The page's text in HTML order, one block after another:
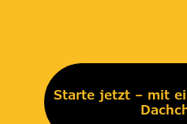
Starte jetzt – mit